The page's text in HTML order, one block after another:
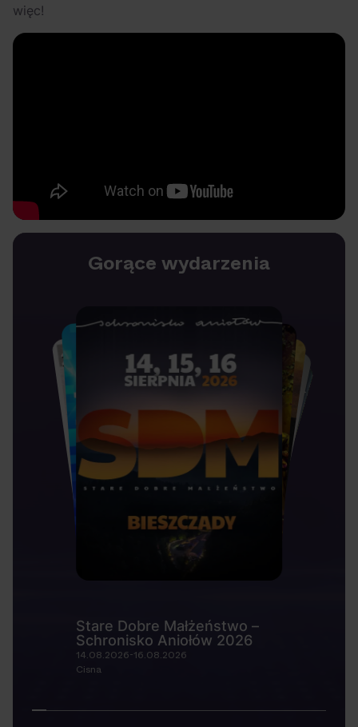
więc!
Gorące wydarzenia
Stare Dobre Małżeństwo –
Schronisko Aniołów 2026
14.08.2026-16.08.2026
Cisna